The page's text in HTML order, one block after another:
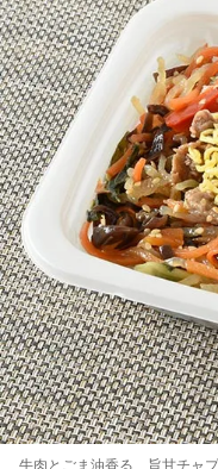
牛肉とごま油香る 旨甘チャ